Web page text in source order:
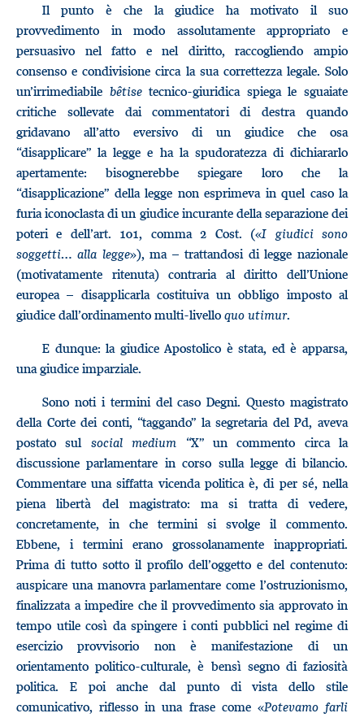
Il punto è che la giudice ha motivato il suo
provvedimento in modo assolutamente appropriato e
persuasivo nel fatto e nel diritto, raccogliendo ampio
consenso e condivisione circa la sua correttezza legale. Solo
un’irrimediabile bêtisetecnico-giuridica spiega le sguaiate
critiche sollevate dai commentatori di destra quando
gridavano all’atto eversivo di un giudice che osa
“disapplicare” la legge e ha la spudoratezza di dichiararlo
apertamente: bisognerebbe spiegare loro che la
“disapplicazione” della legge non esprimeva in quel caso la
furia iconoclasta di un giudice incurante della separazione dei
poteri e dell’art. 101, comma 2 Cost. («I giudici sono
soggetti… alla legge»), ma – trattandosi di legge nazionale
(motivatamente ritenuta) contraria al diritto dell’Unione
europea – disapplicarla costituiva un obbligo imposto al
giudice dall’ordinamento multi-livello quo utimur.
E dunque: la giudice Apostolico è stata, ed è apparsa,
una giudice imparziale.
Sono noti i termini del caso Degni. Questo magistrato
della Corte dei conti, “taggando” la segretaria del Pd, aveva
postato sul social medium “X” un commento circa la
discussione parlamentare in corso sulla legge di bilancio.
Commentare una siffatta vicenda politica è, di per sé, nella
piena libertà del magistrato: ma si tratta di vedere,
concretamente, in che termini si svolge il commento.
Ebbene, i termini erano grossolanamente inappropriati.
Prima di tutto sotto il profilo dell’oggetto e del contenuto:
auspicare una manovra parlamentare come l’ostruzionismo,
finalizzata a impedire che il provvedimento sia approvato in
tempo utile così da spingere i conti pubblici nel regime di
esercizio provvisorio non è manifestazione di un
orientamento politico-culturale, è bensì segno di faziosità
politica. E poi anche dal punto di vista dello stile
comunicativo, riflesso in una frase come «Potevamo farli